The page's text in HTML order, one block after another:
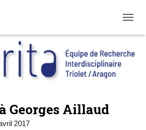
Georges Aillaud
2017